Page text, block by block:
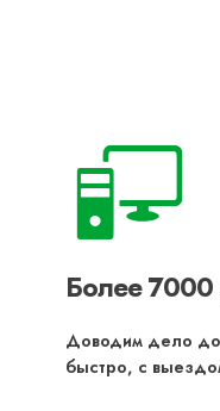
Более 7000
Доводим дело до
быстро, с